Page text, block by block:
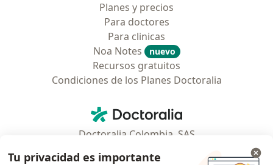
Planes y precios
Para doctores
Para clinicas
Noa Notes
nuevo
Recursos gratuitos
Condiciones de los Planes Doctoralia
Doctoralia - Página de inicio
Doctoralia Colombia, SAS
Tu privacidad es importante